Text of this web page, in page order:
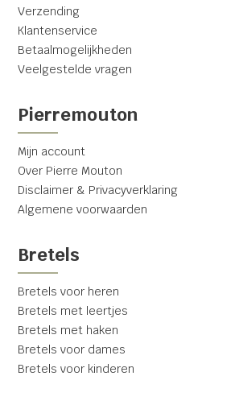
Verzending
Klantenservice
Betaalmogelijkheden
Veelgestelde vragen
Pierremouton
Mijn account
Over Pierre Mouton
Disclaimer & Privacyverklaring
Algemene voorwaarden
Bretels
Bretels voor heren
Bretels met leertjes
Bretels met haken
Bretels voor dames
Bretels voor kinderen